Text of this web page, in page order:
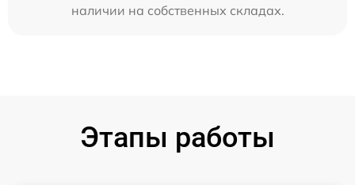
наличии на собственных складах.
Этапы работы